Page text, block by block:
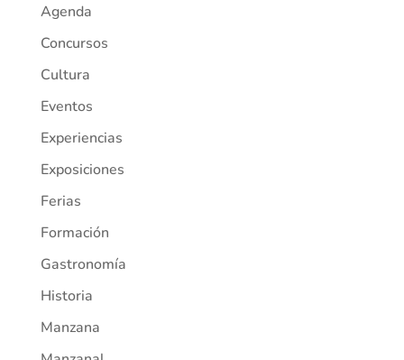
Agenda
Concursos
Cultura
Eventos
Experiencias
Exposiciones
Ferias
Formación
Gastronomía
Historia
Manzana